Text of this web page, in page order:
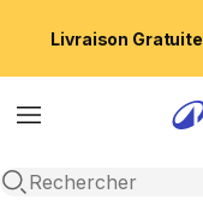
Livraison Gratuite
Menu
Recherche ouverte